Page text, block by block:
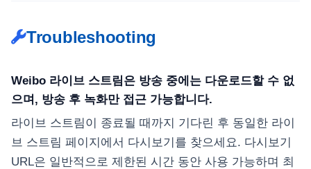
Troubleshooting
Weibo 라이브 스트림은 방송 중에는 다운로드할 수 없
으며, 방송 후 녹화만 접근 가능합니다.
라이브 스트림이 종료될 때까지 기다린 후 동일한 라이
브 스트림 페이지에서 다시보기를 찾으세요. 다시보기
URL은 일반적으로 제한된 시간 동안 사용 가능하며 최